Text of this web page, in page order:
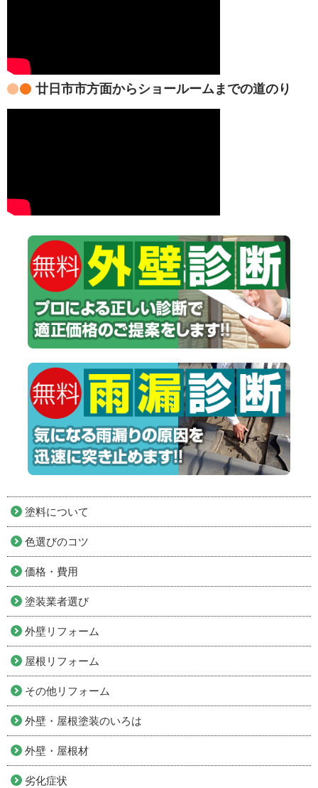
廿日市市方面からショールームまでの道のり
塗料について
色選びのコツ
価格・費用
塗装業者選び
外壁リフォーム
屋根リフォーム
その他リフォーム
外壁・屋根塗装のいろは
外壁・屋根材
劣化症状